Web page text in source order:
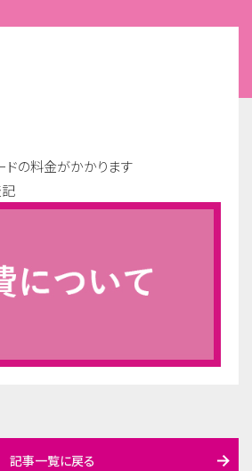
ドの料金がかかります
記事一覧に戻る